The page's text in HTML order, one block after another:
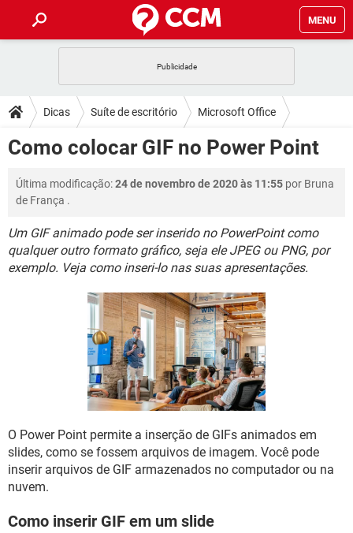
MENU
CELULAR FACEBOOK
OUTLOOK EXCEL
GUIA DE COMPRAS
DICAS
JOGOS
CELULAR FACEBOOK
OUTLOOK EXCEL
GUIA DE COMPRAS
DOWNLOADS
CELULAR
INSTAGRAM GMAIL
GUIA DE COMPRAS
FÓRUM
CELULAR FACEBOOK
OUTLOOK EXCEL
GMAIL
JOGOS WHATSAPP
CELULAR FACEBOOK
EXCEL
GMAIL
GUIA DE COMPRAS
Dicas Suíte de escritório Microsoft Office
PowerPoint
Como colocar GIF no Power Point
Última modificação:24 de novembro de 2020 às 11:55 por Bruna
de França .
Um GIF animado pode ser inserido no PowerPoint como
qualquer outro formato gráfico, seja ele JPEG ou PNG, por
exemplo. Veja como inseri-lo nas suas apresentações.
O Power Point permite a inserção de GIFs animados em
slides, como se fossem arquivos de imagem. Você pode
inserir arquivos de GIF armazenados no computador ou na
nuvem.
Como inserir GIF em um slide